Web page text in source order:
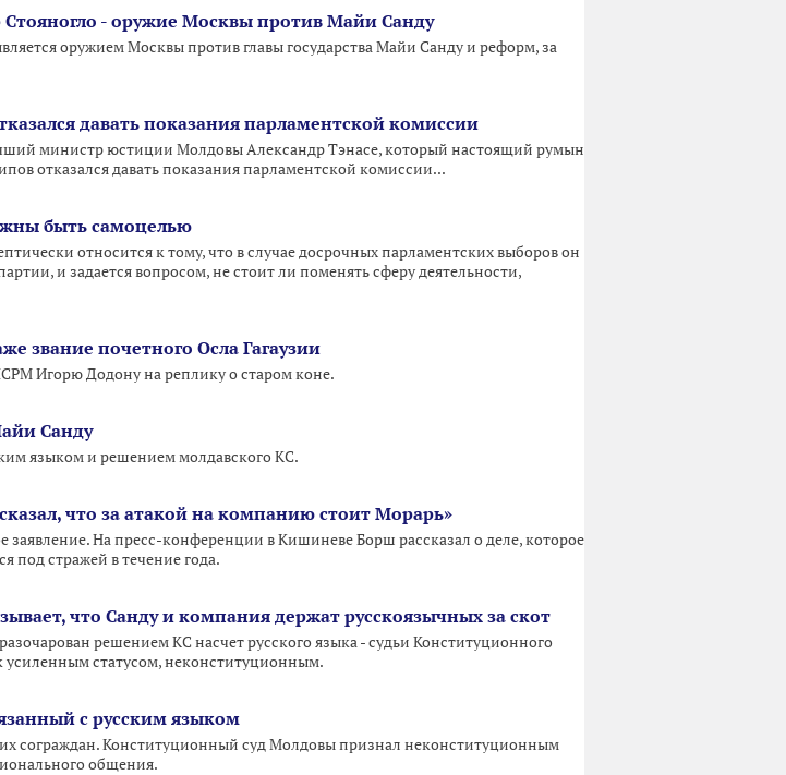
Стояногло - оружие Москвы против Майи Санду
оружием Москвы против главы государства Майи Санду и реформ, за
давать показания парламентской комиссии
министр юстиции Молдовы Александр Тэнасе, который настоящий румын
отказался давать показания парламентской комиссии...
быть самоцелью
относится к тому, что в случае досрочных парламентских выборов он
и задается вопросом, не стоит ли поменять сферу деятельности,
звание почетного Осла Гагаузии
Игорю Додону на реплику о старом коне.
Санду
языком и решением молдавского КС.
что за атакой на компанию стоит Морарь»
заявление. На пресс-конференции в Кишиневе Борш рассказал о деле, которое
под стражей в течение года.
что Санду и компания держат русскоязычных за скот
решением КС насчет русского языка - судьи Конституционного
усиленным статусом, неконституционным.
с русским языком
сограждан. Конституционный суд Молдовы признал неконституционным
общения.